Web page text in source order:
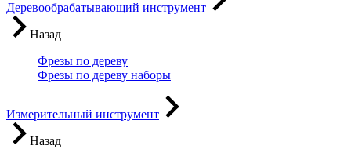
Деревообрабатывающий инструмент
Назад
Фрезы по дереву
Фрезы по дереву наборы
Измерительный инструмент
Назад